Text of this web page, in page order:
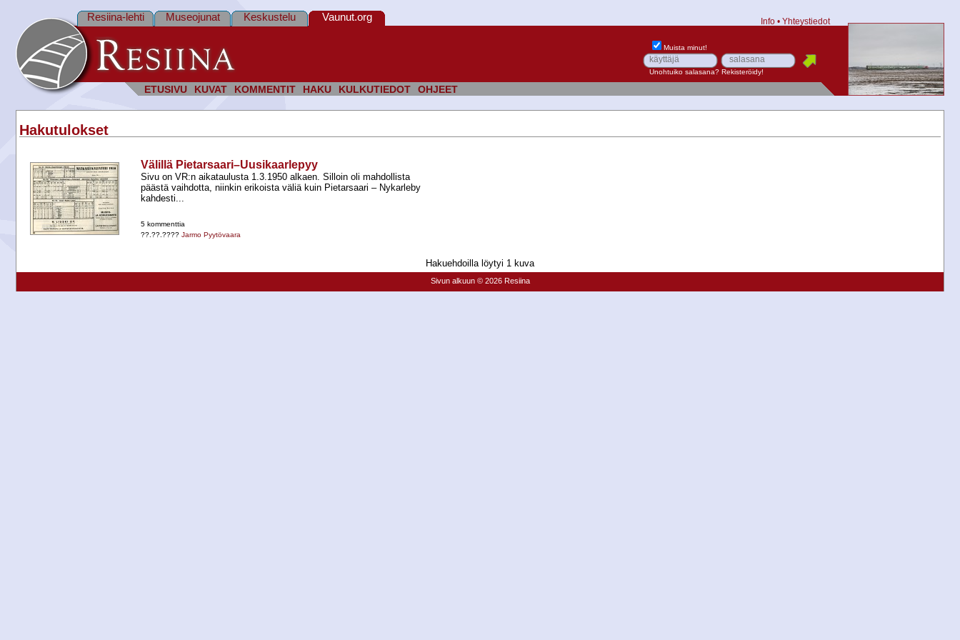
ETUSIVU KUVAT KOMMENTIT HAKU KULKUTIEDOT OHJEET
Resiina-lehti Museojunat Keskustelu Vaunut.org Info • Yhteystiedot
Muista minut!
Unohtuiko salasana? Rekisteröidy!
Hakutulokset
Välillä Pietarsaari–Uusikaarlepyy
Sivu on VR:n aikataulusta 1.3.1950 alkaen. Silloin oli mahdollista
päästä vaihdotta, niinkin erikoista väliä kuin Pietarsaari – Nykarleby
kahdesti...
5 kommenttia
??.??.???? Jarmo Pyytövaara
Hakuehdoilla löytyi 1 kuva
Sivun alkuun © 2026 Resiina